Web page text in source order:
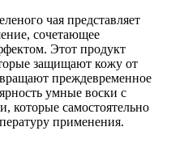
чая представляет
сочетающее
Этот продукт
защищают кожу от
преждевременное
умные воски с
которые самостоятельно
применения.